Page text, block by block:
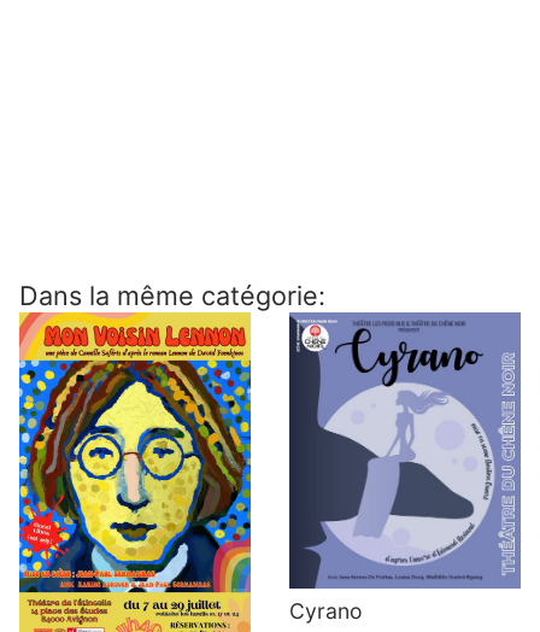
Dans la même catégorie:
Cyrano